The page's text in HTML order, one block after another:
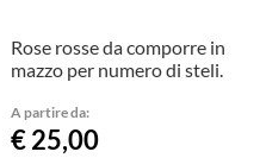
Rose rosse da comporre in
mazzo per numero di steli.
A partire da:
€ 25,00